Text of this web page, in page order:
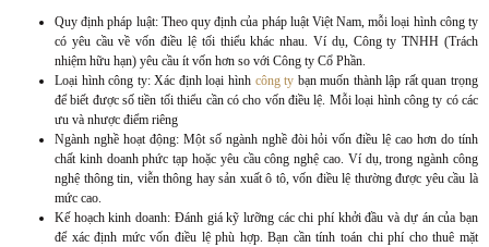
Quy định pháp luật: Theo quy định của pháp luật Việt Nam, mỗi loại hình công ty
có yêu cầu về vốn điều lệ tối thiểu khác nhau. Ví dụ, Công ty TNHH (Trách
nhiệm hữu hạn) yêu cầu ít vốn hơn so với Công ty Cổ Phần.
Loại hình công ty: Xác định loại hình công ty bạn muốn thành lập rất quan trọng
để biết được số tiền tối thiểu cần có cho vốn điều lệ. Mỗi loại hình công ty có các
ưu và nhược điểm riêng
Ngành nghề hoạt động: Một số ngành nghề đòi hỏi vốn điều lệ cao hơn do tính
chất kinh doanh phức tạp hoặc yêu cầu công nghệ cao. Ví dụ, trong ngành công
nghệ thông tin, viễn thông hay sản xuất ô tô, vốn điều lệ thường được yêu cầu là
mức cao.
Kế hoạch kinh doanh: Đánh giá kỹ lưỡng các chi phí khởi đầu và dự án của bạn
để xác định mức vốn điều lệ phù hợp. Bạn cần tính toán chi phí cho thuê mặt